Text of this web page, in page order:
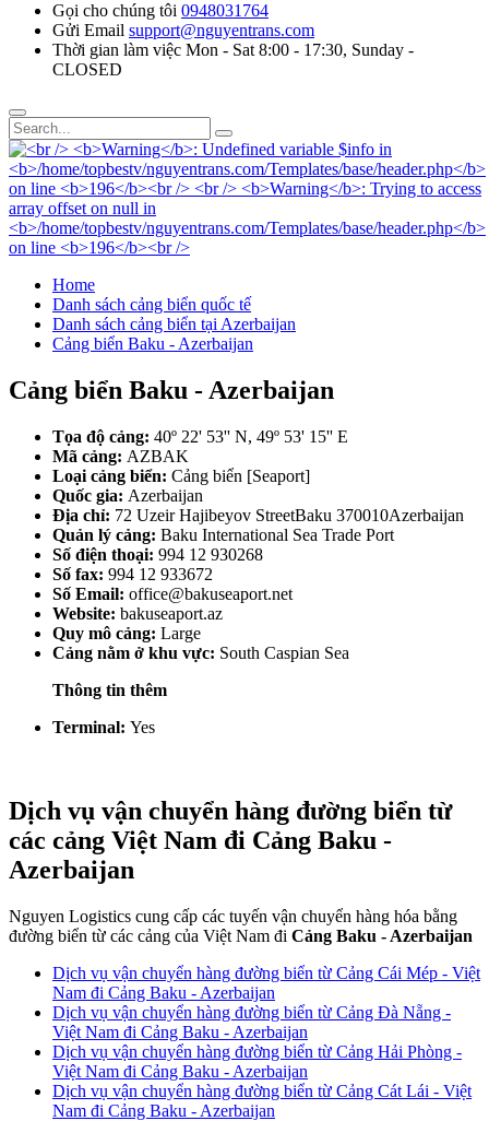
Gọi cho chúng tôi 0948031764
Gửi Email support@nguyentrans.com
Thời gian làm việc Mon - Sat 8:00 - 17:30, Sunday -
CLOSED
Home
Danh sách cảng biển quốc tế
Danh sách cảng biển tại Azerbaijan
Cảng biển Baku - Azerbaijan
Cảng biển Baku - Azerbaijan
Tọa độ cảng: 40º 22' 53'' N, 49º 53' 15'' E
Mã cảng: AZBAK
Loại cảng biển: Cảng biển [Seaport]
Quốc gia: Azerbaijan
Địa chỉ: 72 Uzeir Hajibeyov StreetBaku 370010Azerbaijan
Quản lý cảng: Baku International Sea Trade Port
Số điện thoại: 994 12 930268
Số fax: 994 12 933672
Số Email: office@bakuseaport.net
Website: bakuseaport.az
Quy mô cảng: Large
Cảng nằm ở khu vực: South Caspian Sea
Thông tin thêm
Terminal: Yes
Dịch vụ vận chuyển hàng đường biển từ
các cảng Việt Nam đi Cảng Baku -
Azerbaijan
Nguyen Logistics cung cấp các tuyến vận chuyển hàng hóa bằng
đường biển từ các cảng của Việt Nam đi Cảng Baku - Azerbaijan
Dịch vụ vận chuyển hàng đường biển từ Cảng Cái Mép - Việt
Nam đi Cảng Baku - Azerbaijan
Dịch vụ vận chuyển hàng đường biển từ Cảng Đà Nẵng -
Việt Nam đi Cảng Baku - Azerbaijan
Dịch vụ vận chuyển hàng đường biển từ Cảng Hải Phòng -
Việt Nam đi Cảng Baku - Azerbaijan
Dịch vụ vận chuyển hàng đường biển từ Cảng Cát Lái - Việt
Nam đi Cảng Baku - Azerbaijan